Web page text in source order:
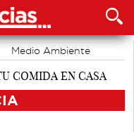
Medio Ambiente